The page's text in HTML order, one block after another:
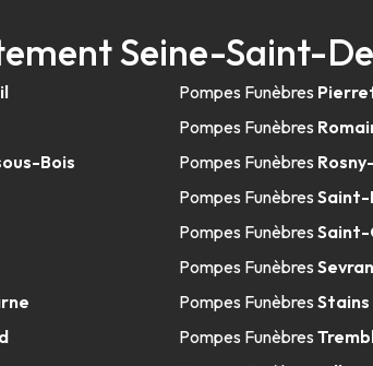
Seine-Saint-
Bois
Pompes Funèbres
Pompes Funèbres
Pompes Funèbres
Pompes FunèbresSaint-
Pompes FunèbresSaint-
Pompes FunèbresSevran
Pompes FunèbresStains
Pompes Funèbres